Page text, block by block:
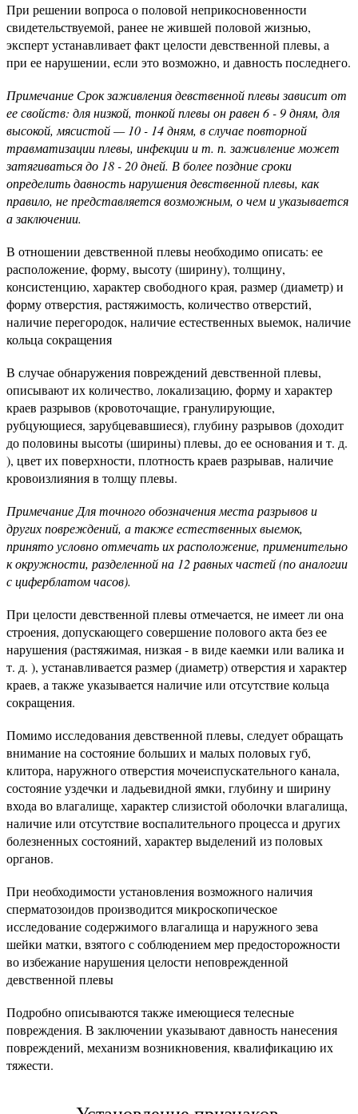
При решении вопроса о половой неприкосновенности
свидетельствуемой, ранее не жившей половой жизнью,
эксперт устанавливает факт целости девственной плевы, а
при ее нарушении, если это возможно, и давность последнего.
Примечание Срок заживления девственной плевы зависит от
ее свойств: для низкой, тонкой плевы он равен 6 - 9 дням, для
высокой, мясистой — 10 - 14 дням, в случае повторной
травматизации плевы, инфекции и т. п. заживление может
затягиваться до 18 - 20 дней. В более поздние сроки
определить давность нарушения девственной плевы, как
правило, не представляется возможным, о чем и указывается
а заключении.
В отношении девственной плевы необходимо описать: ее
расположение, форму, высоту (ширину), толщину,
консистенцию, характер свободного края, размер (диаметр) и
форму отверстия, растяжимость, количество отверстий,
наличие пе­регородок, наличие естественных выемок, наличие
кольца сокращения
В случае обнаружения повреждений девственной плевы,
описывают их количество, локализацию, форму и характер
краев разрывов (кровоточащие, гранулирующие,
рубцующиеся, зарубцевавшиеся), глубину разрывов (доходит
до половины высоты (ширины) плевы, до ее основания и т. д.
), цвет их поверхности, плотность краев разрывав, наличие
кровоизлияния в толщу плевы.
Примечание Для точного обозначения места разрывов и
других повреждений, а также естественных выемок,
принято условно отмечать их расположение, применительно
к окружности, разделенной на 12 равных частей (по аналогии
с циферблатом часов).
При целости девственной плевы отмечается, не имеет ли она
строения, допускающего совершение полового акта без ее
нарушения (растяжимая, низкая - в виде каемки или валика и
т. д. ), устанавливается размер (диаметр) отверстия и характер
краев, а также указывается наличие или отсутствие кольца
сокращения.
Помимо исследования девственной плевы, следует обращать
внимание на состояние больших и малых половых губ,
клитора, наружного отверстия мочеиспускательного канала,
состояние уздечки и ладьевидной ямки, глубину и ширину
входа во влагалище, характер слизистой оболочки вла­галища,
наличие или отсутствие воспалительного процесса и других
болезненных состояний, характер выделений из половых
органов.
При необходимости установления возможного наличия
сперматозоидов производится микроскопическое
исследование содержимого влагалища и наружного зева
шейки матки, взятого с соблюдением мер предосторожности
во избежание нарушения целости неповрежденной
девственной плевы
Подробно описываются также имеющиеся телесные
повреждения. В заключении указывают давность нанесения
повреждений, механизм возникновения, квалификацию их
тяжести.